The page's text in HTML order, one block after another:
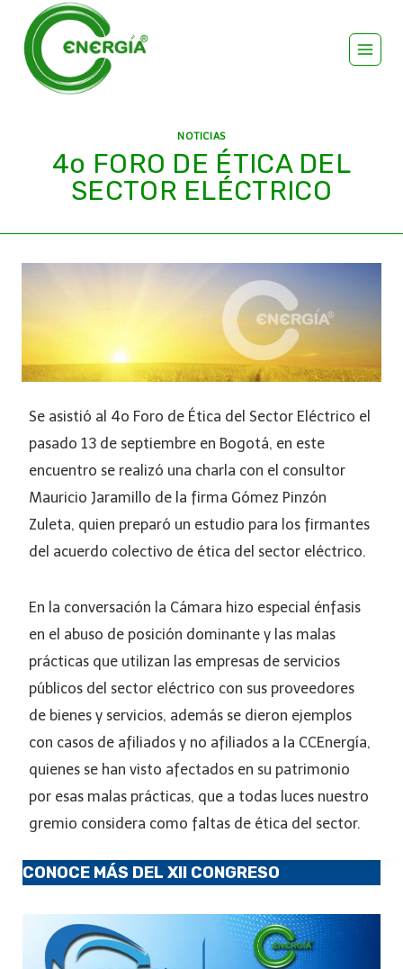
NOTICIAS
​4o FORO DE ÉTICA DEL
SECTOR ELÉCTRICO
Se asistió al 4o Foro de Ética del Sector Eléctrico el
pasado 13 de septiembre en Bogotá, en este
encuentro se realizó una charla con el consultor
Mauricio Jaramillo de la firma Gómez Pinzón
Zuleta, quien preparó un estudio para los firmantes
del acuerdo colectivo de ética del sector eléctrico.
En la conversación la Cámara hizo especial énfasis
en el abuso de posición dominante y las malas
prácticas que utilizan las empresas de servicios
públicos del sector eléctrico con sus proveedores
de bienes y servicios, además se dieron ejemplos
con casos de afiliados y no afiliados a la CCEnergía,
quienes se han visto afectados en su patrimonio
por esas malas prácticas, que a todas luces nuestro
gremio considera como faltas de ética del sector.
CONOCE MÁS DEL XII CONGRESO